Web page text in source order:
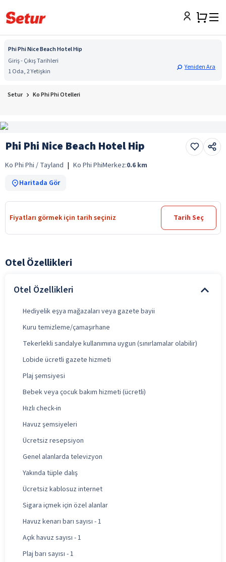
Phi Phi Nice Beach Hotel Hip
Giriş - Çıkış Tarihleri
1 Oda, 2 Yetişkin
Yeniden Ara
Setur Ko Phi Phi Otelleri
Phi Phi Nice Beach Hotel Hip
Ko Phi Phi / Tayland | Ko Phi PhiMerkez:0.6 km
Haritada Gör
Fiyatları görmek için tarih seçiniz Tarih Seç
Otel Özellikleri
Otel Özellikleri
Hediyelik eşya mağazaları veya gazete bayii
Kuru temizleme/çamaşırhane
Tekerlekli sandalye kullanımına uygun (sınırlamalar olabilir)
Lobide ücretli gazete hizmeti
Plaj şemsiyesi
Bebek veya çocuk bakım hizmeti (ücretli)
Hızlı check-in
Havuz şemsiyeleri
Ücretsiz resepsiyon
Genel alanlarda televizyon
Yakında tüple dalış
Ücretsiz kablosuz internet
Sigara içmek için özel alanlar
Havuz kenarı barı sayısı - 1
Açık havuz sayısı - 1
Plaj barı sayısı - 1